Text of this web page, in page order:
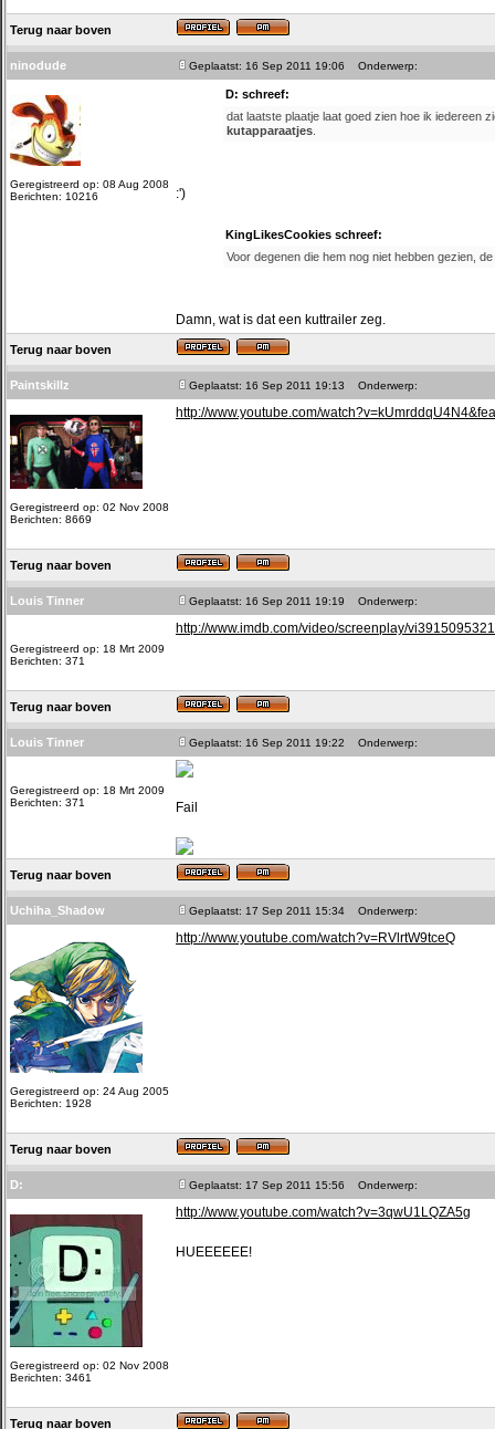
Terug naar boven
ninodude Geplaatst: 16 Sep 2011 19:06 Onderwerp:
Geregistreerd op: 08 Aug 2008
Berichten: 10216
D: schreef:
dat laatste plaatje laat goed zien hoe ik iedereen
kutapparaatjes
:')
KingLikesCookies schreef:
Voor degenen die hem nog niet hebben gezien,
Damn, wat is dat een kuttrailer zeg.
Terug naar boven
Paintskillz Geplaatst: 16 Sep 2011 19:13 Onderwerp:
Geregistreerd op: 02 Nov 2008
Berichten: 8669
http://www.youtube.com/
Terug naar boven
Louis Tinner Geplaatst: 16 Sep 2011 19:19 Onderwerp:
Geregistreerd op: 18 Mrt 2009
Berichten: 371
http://www.imdb.com/video/screenplay/
Terug naar boven
Louis Tinner Geplaatst: 16 Sep 2011 19:22 Onderwerp:
Geregistreerd op: 18 Mrt 2009
Berichten: 371
Fail
Terug naar boven
Uchiha_Shadow Geplaatst: 17 Sep 2011 15:34 Onderwerp:
Geregistreerd op: 24 Aug 2005
Berichten: 1928
http://www.youtube.com/watch?v=RVlrtW9tceQ
Terug naar boven
D: Geplaatst: 17 Sep 2011 15:56 Onderwerp:
Geregistreerd op: 02 Nov 2008
Berichten: 3461
http://www.youtube.com/watch?v=3qwU1LQZA5g
HUEEEEEE!
Terug naar boven